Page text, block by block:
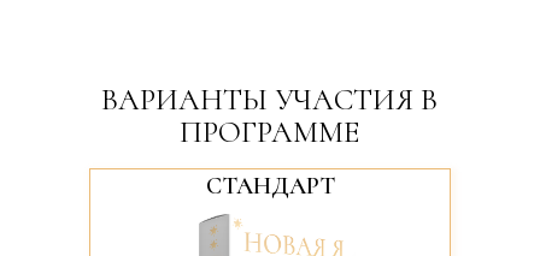
ВАРИАНТЫ УЧАСТИЯ В
ПРОГРАММЕ
СТАНДАРТ